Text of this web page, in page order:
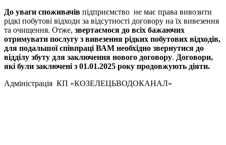
До уваги споживачів підприємство не має права вивозити
рідкі побутові відходи за відсутності договору на їх вивезення
та очищення. Отже, звертаємося до всіх бажаючих
отримувати послугу з вивезення рідких побутових відходів,
для подальшої співпраці ВАМ необхідно звернутися до
відділу збуту для заключення нового договору. Договори,
які були заключені з 01.01.2025 року продовжують діяти.
Адміністрація КП «КОЗЕЛЕЦЬВОДОКАНАЛ»